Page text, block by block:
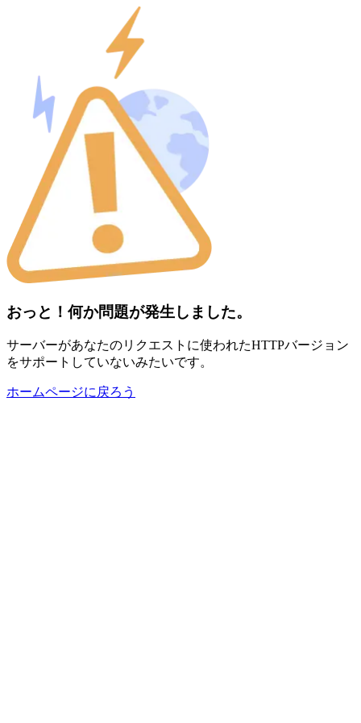
おっと！何か問題が発生しました。
サーバーがあなたのリクエストに使われたHTTPバージョン
をサポートしていないみたいです。
ホームページに戻ろう